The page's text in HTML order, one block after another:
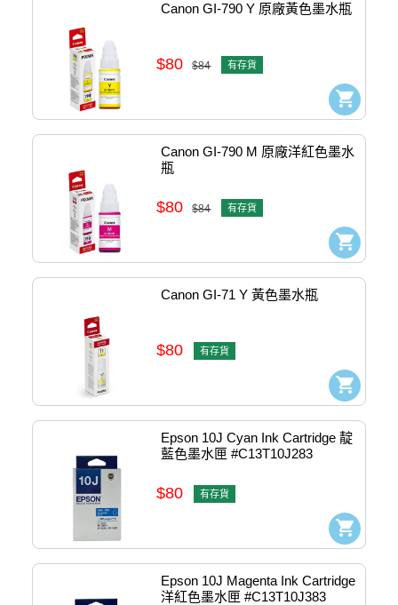
Canon GI-790 Y 原廠黃色墨水瓶
$80 $84 有存貨
Canon GI-790 M 原廠洋紅色墨水
瓶
$80 $84 有存貨
Canon GI-71 Y 黃色墨水瓶
$80 有存貨
Epson 10J Cyan Ink Cartridge 靛
藍色墨水匣 #C13T10J283
$80 有存貨
Epson 10J Magenta Ink Cartridge
洋紅色墨水匣 #C13T10J383